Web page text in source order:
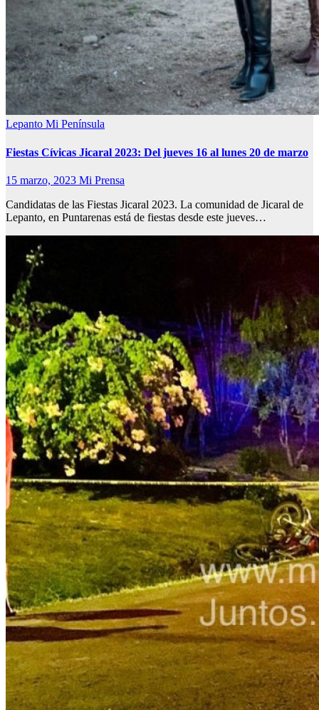
Lepanto Mi Península
Fiestas Cívicas Jicaral 2023: Del jueves 16 al lunes 20 de marzo
15 marzo, 2023 Mi Prensa
Candidatas de las Fiestas Jicaral 2023. La comunidad de Jicaral de
Lepanto, en Puntarenas está de fiestas desde este jueves…